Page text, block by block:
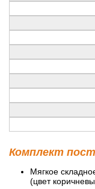
Комплект
Мягкое
(цвет